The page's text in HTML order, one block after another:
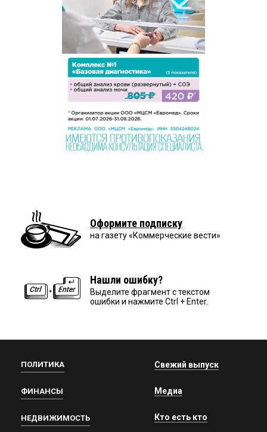
Оформите подписку
на газету «Коммерческие вести»
Нашли ошибку?
Выделите фрагмент с текстом
ошибки и нажмите Ctrl + Enter.
ПОЛИТИКА
ФИНАНСЫ
НЕДВИЖИМОСТЬ
Свежий выпуск
Медиа
Кто есть кто